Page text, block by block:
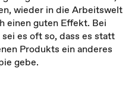
wieder in die Arbeitswelt
einen guten Effekt. Bei
es oft so, dass es statt
Produkts ein anderes
gebe.